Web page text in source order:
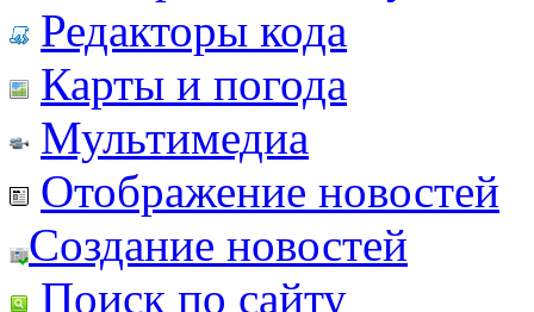
Редакторы кода
Карты и погода
Мультимедиа
Отображение новостей
Создание новостей
Поиск по сайту